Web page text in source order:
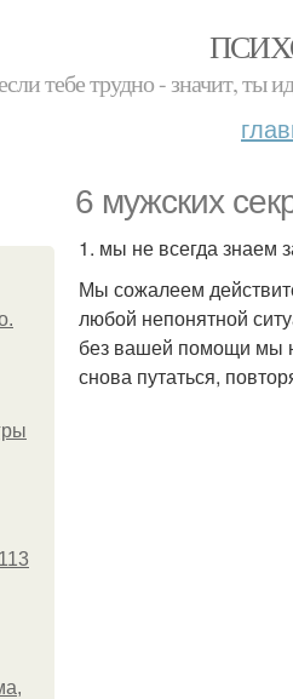
если тебе трудно - значит, ты
6 мужских
1. мы не всегда знаем
Мы сожалеем
любой непонятной
без вашей помощи мы
снова путаться,